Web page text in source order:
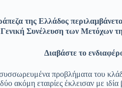
της Ελλάδος
Συνέλευση των Μετόχων
Διαβάστε το
συσσωρευμένα προβλήματα του
ακόμη εταιρίες έκλεισαν με